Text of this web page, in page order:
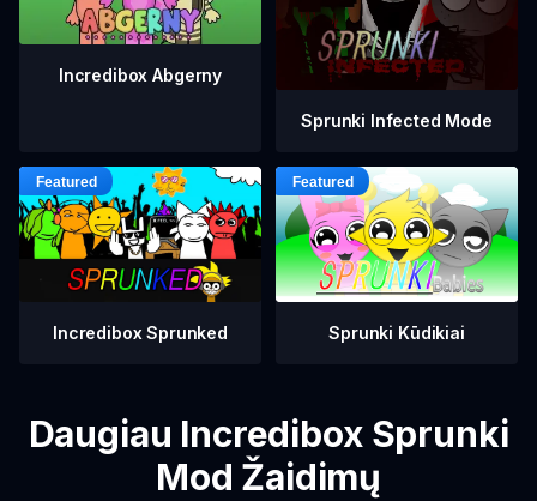
Incredibox Abgerny
Sprunki Infected Mode
Incredibox Sprunked Sprunki Kūdikiai
Daugiau Incredibox Sprunki
Mod Žaidimų